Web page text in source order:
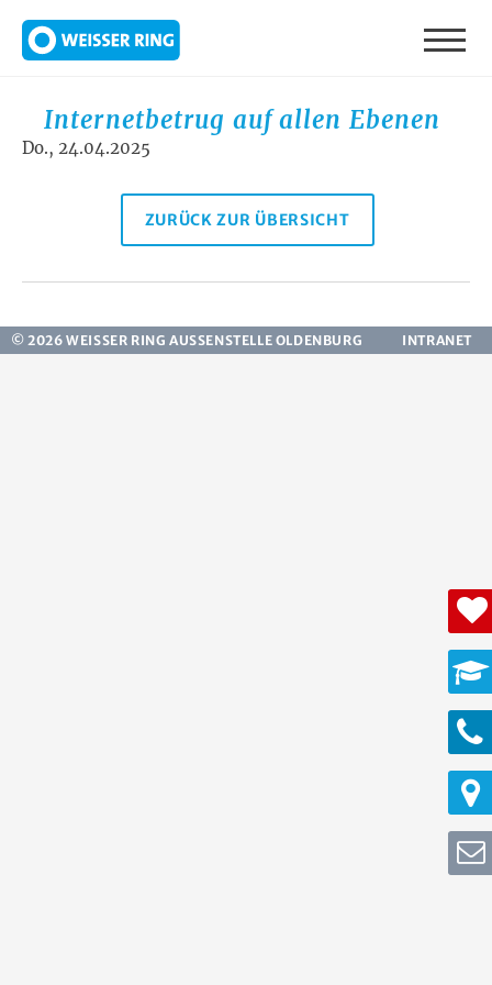
Internetbetrug auf allen Ebenen
Do., 24.04.2025
ZURÜCK ZUR ÜBERSICHT
© 2026 WEISSER RING AUSSENSTELLE OLDENBURG INTRANET